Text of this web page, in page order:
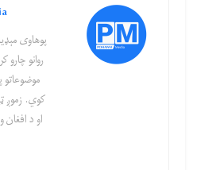
پوهاوی‌
روانو
موضوعاتو
کوي. زموږ
او د